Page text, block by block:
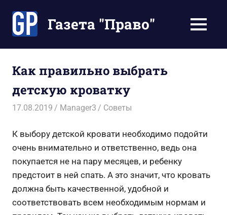
содержимомуГазета "Право"
экономят
Ваше
время
МЕНЮ
Как правильно выбрать
детскую кроватку
17.08.2019 Manager3 Советы
К выбору детской кровати необходимо подойти
очень внимательно и ответственно, ведь она
покупается не на пару месяцев, и ребенку
предстоит в ней спать. А это значит, что кровать
должна быть качественной, удобной и
соответствовать всем необходимым нормам и